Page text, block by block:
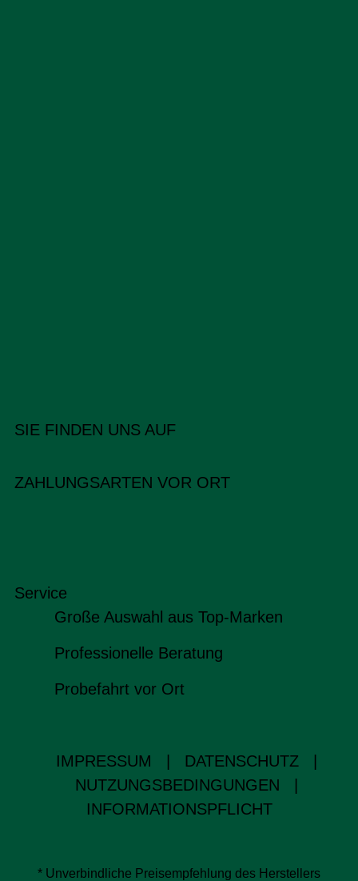
SIE FINDEN UNS AUF
ZAHLUNGSARTEN VOR ORT
Service
Große Auswahl aus Top-Marken
Professionelle Beratung
Probefahrt vor Ort
IMPRESSUM DATENSCHUTZ
NUTZUNGSBEDINGUNGEN
INFORMATIONSPFLICHT
* Unverbindliche Preisempfehlung des Herstellers